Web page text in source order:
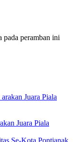
pada peramban ini
Juara Piala